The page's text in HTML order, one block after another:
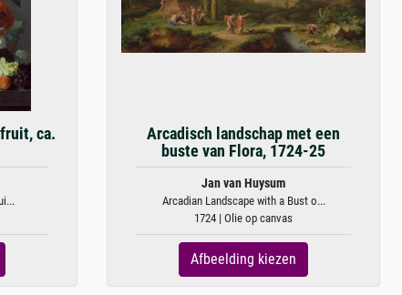
ca.
Arcadisch landschap met een
buste van Flora, 1724-25
Jan van Huysum
Arcadian Landscape with a Bust o...
1724 | Olie op canvas
Afbeelding kiezen